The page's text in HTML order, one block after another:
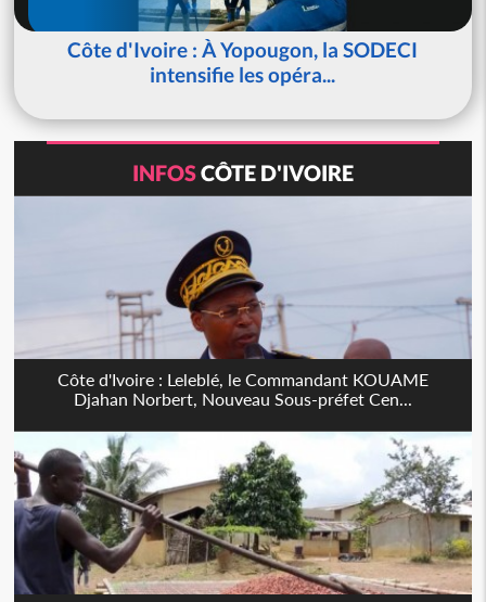
Côte d'Ivoire : À Yopougon, la SODECI
intensifie les opéra...
INFOSCÔTE D'IVOIRE
Côte d'Ivoire : Leleblé, le Commandant KOUAME
Djahan Norbert, Nouveau Sous-préfet Cen...